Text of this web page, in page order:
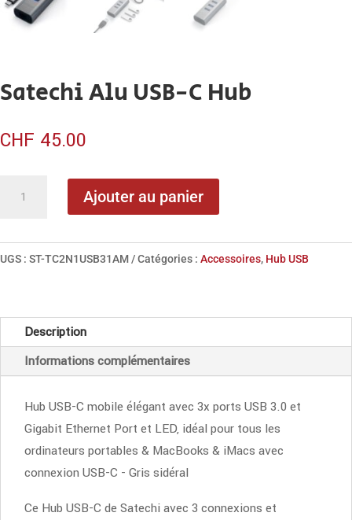
Satechi Alu USB-C Hub
CHF 45.00
Alu
Hub
Ajouter au panier
UGS : ST-TC2N1USB31AM Catégories : Accessoires, Hub USB
Description
Informations complémentaires
Hub USB-C mobile élégant avec 3x ports USB 3.0 et
Gigabit Ethernet Port et LED, idéal pour tous les
ordinateurs portables & MacBooks & iMacs avec
connexion USB-C - Gris sidéral
Ce Hub USB-C de Satechi avec 3 connexions et